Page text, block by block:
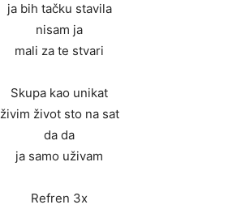
ja bih tačku stavila
nisam ja
mali za te stvari
Skupa kao unikat
živim život sto na sat
da da
ja samo uživam
Refren 3x